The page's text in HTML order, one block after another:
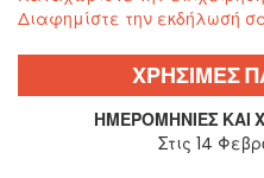
Διαφημίστε την εκδήλωσή
ΧΡΗΣΙΜΕΣ
ΗΜΕΡΟΜΗΝΊΕΣ ΚΑΙ
Στις 14